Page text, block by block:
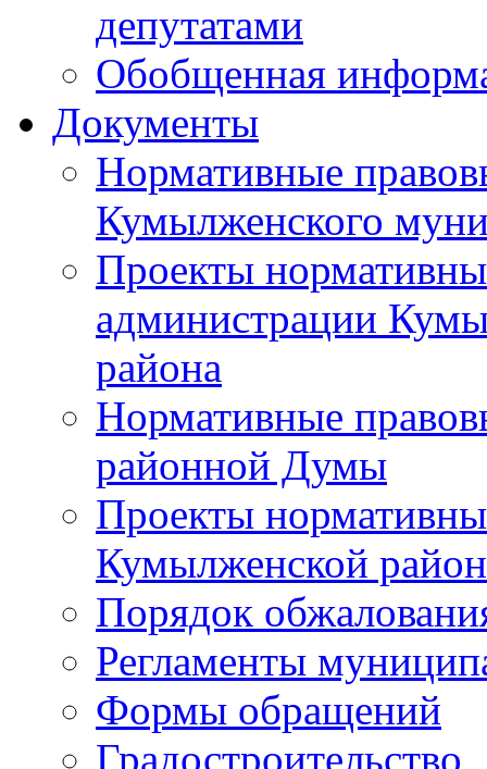
депутатами
Обобщенная
Документы
Нормативные
Кумылженского
Проекты
администрации
района
Нормативные
районной Думы
Проекты
Кумылженской
Порядок
Регламенты
Формы обращений
Градостроительство